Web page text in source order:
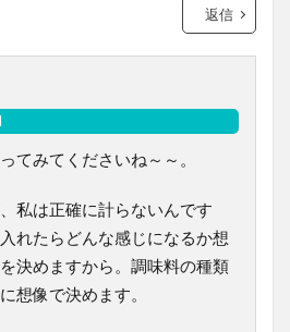
返信
てみてくださいね～～。
私は正確に計らないんです
れたらどんな感じになるか想
決めますから。調味料の種類
想像で決めます。